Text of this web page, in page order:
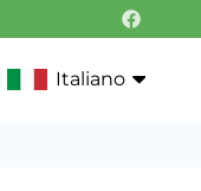
Italiano